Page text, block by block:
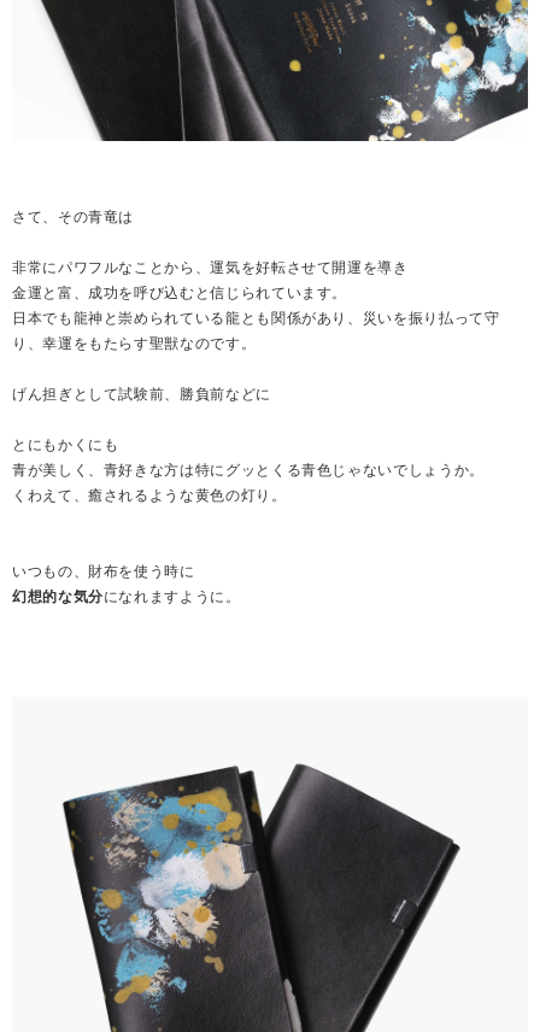
さて、その青竜は
非常にパワフルなことから、運気を好転させて開運を導き
金運と富、成功を呼び込むと信じられています。
日本でも龍神と崇められている龍とも関係があり、災いを振り払って守
り、幸運をもたらす聖獣なのです。
げん担ぎとして試験前、勝負前などに
とにもかくにも
青が美しく、青好きな方は特にグッとくる青色じゃないでしょうか。
くわえて、癒されるような黄色の灯り。
いつもの、財布を使う時に
幻想的な気分になれますように。